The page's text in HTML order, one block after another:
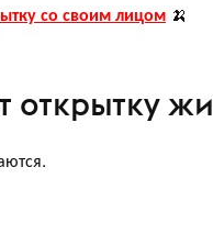
со своим лицом 🍌
открытку